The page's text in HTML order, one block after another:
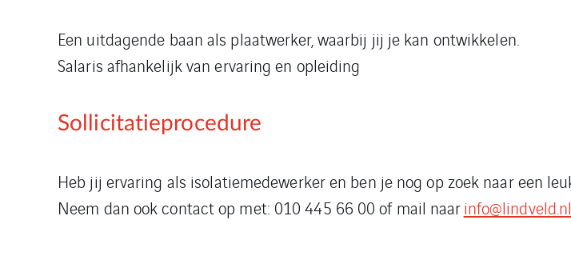
Een uitdagende baan als plaatwerker, waarbij jij je kan ontwikkelen.
Salaris afhankelijk van ervaring en opleiding
Sollicitatieprocedure
Heb jij ervaring als isolatiemedewerker en ben je nog op zoek naar een
Neem dan ook contact op met: 010 445 66 00 of mail naarinfo@lindveld.nl